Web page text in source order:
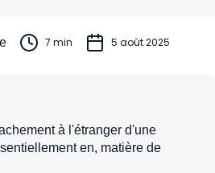
7 min 5 août 2025
à l'étranger d'une
en, matière de